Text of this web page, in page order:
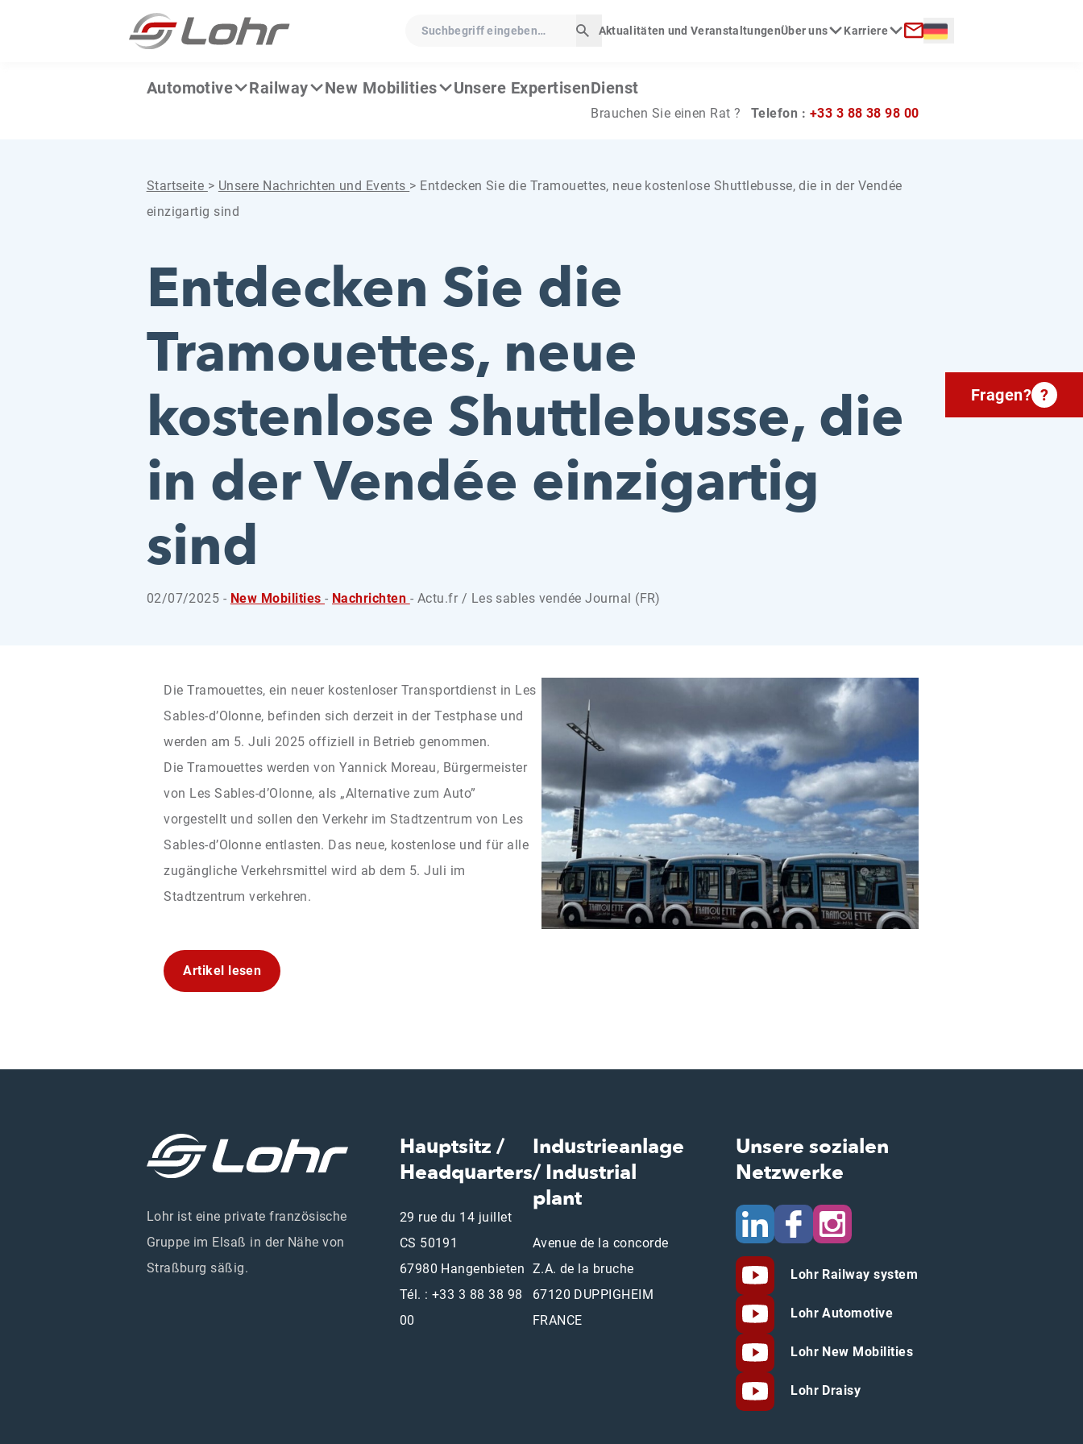
Suchbegriff eingeben…
Suche starten
Aktualitäten und VeranstaltungenÜber uns Karriere Langue :
Automotive Railway New Mobilities Unsere ExpertisenDienst
Brauchen Sie einen Rat ? Telefon : +33 3 88 38 98 00
Startseite > Unsere Nachrichten und Events > Entdecken Sie die Tramouettes, neue kostenlose Shuttlebusse, die in der Vendée
einzigartig sind
Entdecken Sie die
Tramouettes, neue
kostenlose Shuttlebusse, die
in der Vendée einzigartig
sind
02/07/2025 - New Mobilities- Nachrichten - Actu.fr / Les sables vendée Journal (FR)
Die Tramouettes, ein neuer kostenloser Transportdienst in Les
Sables-d’Olonne, befinden sich derzeit in der Testphase und
werden am 5. Juli 2025 offiziell in Betrieb genommen.
Die Tramouettes werden von Yannick Moreau, Bürgermeister
von Les Sables-d’Olonne, als „Alternative zum Auto”
vorgestellt und sollen den Verkehr im Stadtzentrum von Les
Sables-d’Olonne entlasten. Das neue, kostenlose und für alle
zugängliche Verkehrsmittel wird ab dem 5. Juli im
Stadtzentrum verkehren.
Artikel lesen
Fragen? ?
Lohr ist eine private französische
Gruppe im Elsaß in der Nähe von
Straßburg säßig.
Hauptsitz /
Headquarters
29 rue du 14 juillet
CS 50191
67980 Hangenbieten
Tél. : +33 3 88 38 98
00
Industrieanlage
/ Industrial
plant
Avenue de la concorde
Z.A. de la bruche
67120 DUPPIGHEIM
FRANCE
Unsere sozialen
Netzwerke
Lohr Railway system
Lohr Automotive
Lohr New Mobilities
Lohr Draisy